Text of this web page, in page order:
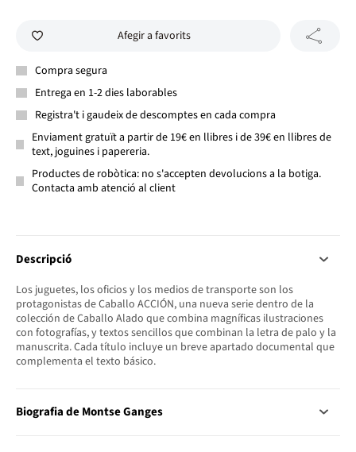
Afegir a favorits
Compra segura
Entrega en 1-2 dies laborables
Registra't i gaudeix de descomptes en cada compra
Enviament gratuït a partir de 19€ en llibres i de 39€ en llibres de
text, joguines i papereria.
Productes de robòtica: no s'accepten devolucions a la botiga.
Contacta amb atenció al client
Descripció
Los juguetes, los oficios y los medios de transporte son los
protagonistas de Caballo ACCIÓN, una nueva serie dentro de la
colección de Caballo Alado que combina magníficas ilustraciones
con fotografías, y textos sencillos que combinan la letra de palo y la
manuscrita. Cada título incluye un breve apartado documental que
complementa el texto básico.
Biografia de Montse Ganges